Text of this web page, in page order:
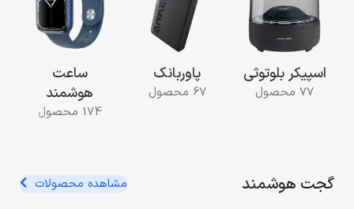
اسپیکر بلوتوثی
77 محصول
پاوربانک
67 محصول
ساعت
هوشمند
174 محصول
گجت هوشمند مشاهده محصولات